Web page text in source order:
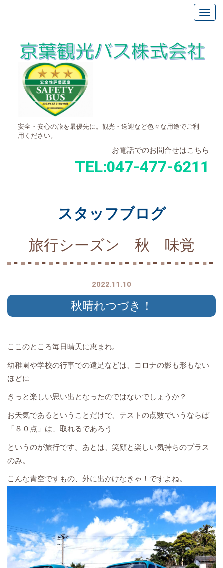
安全・安心の旅を最優先に。観光・送迎など色々な用途でご利
用ください。
お電話でのお問合せはこちら
TEL:047-477-6211
スタッフブログ
旅行シーズン 秋 味覚
2022.11.10
秋晴れつづき！
ここのところ毎日晴天に恵まれ。
幼稚園や学校の行事での遠足などは、コロナの影も形もない
ほどに
きっと楽しい思い出となったのではないでしょうか？
お天気であるということだけで、テストの点数でいうならば
「８０点」は、取れるであろう
というのが旅行です。あとは、笑顔と楽しい気持ちのプラス
のみ。
こんな青空ですもの、外に出かけなきゃ！ですよね。